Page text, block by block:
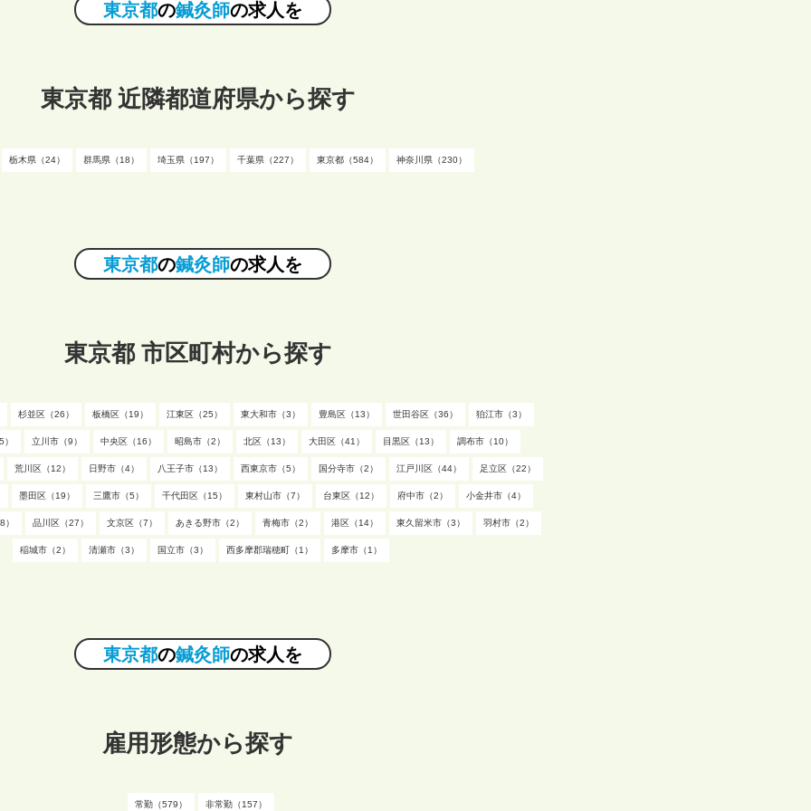
東京都の鍼灸師の求人を
東京都 近隣都道府県から探す
栃木県（24） 群馬県（18） 埼玉県（197） 千葉県（227） 東京都（584） 神奈川県（230）
東京都の鍼灸師の求人を
東京都 市区町村から探す
杉並区（26） 板橋区（19） 江東区（25） 東大和市（3） 豊島区（13） 世田谷区（36） 狛江市（3）
立川市（9） 中央区（16） 昭島市（2） 北区（13） 大田区（41） 目黒区（13） 調布市（10）
荒川区（12） 日野市（4） 八王子市（13） 西東京市（5） 国分寺市（2） 江戸川区（44） 足立区（22）
墨田区（19） 三鷹市（5） 千代田区（15） 東村山市（7） 台東区（12） 府中市（2） 小金井市（4）
品川区（27） 文京区（7） あきる野市（2） 青梅市（2） 港区（14） 東久留米市（3） 羽村市（2）
稲城市（2） 清瀬市（3） 国立市（3） 西多摩郡瑞穂町（1） 多摩市（1）
東京都の鍼灸師の求人を
雇用形態から探す
常勤（579） 非常勤（157）